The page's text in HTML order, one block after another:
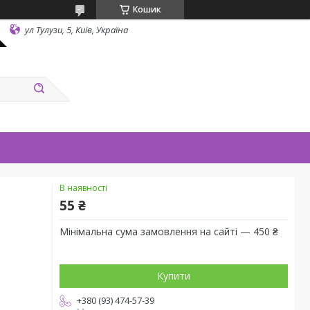
Кошик
ул Тулузи, 5, Київ, Україна
В наявності
55 ₴
Мінімальна сума замовлення на сайті — 450 ₴
Купити
+380 (93) 474-57-39